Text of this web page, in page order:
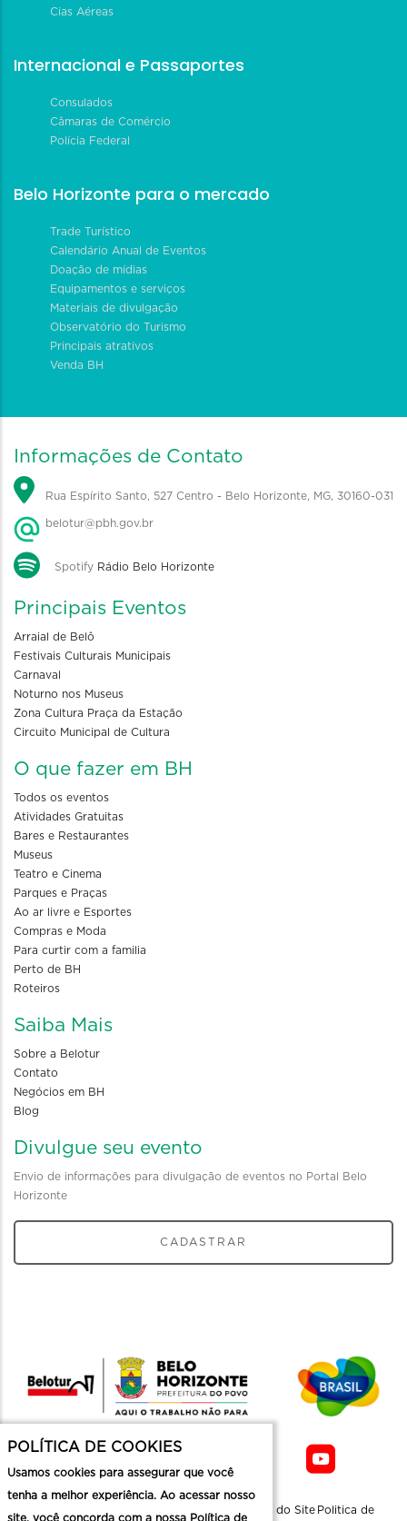
Cias Aéreas
Internacional e Passaportes
Consulados
Câmaras de Comércio
Polícia Federal
Belo Horizonte para o mercado
Trade Turístico
Calendário Anual de Eventos
Doação de mídias
Equipamentos e serviços
Materiais de divulgação
Observatório do Turismo
Principais atrativos
Venda BH
Informações de Contato
Rua Espírito Santo, 527 Centro - Belo Horizonte, MG, 30160-031
belotur@pbh.gov.br
Spotify Rádio Belo Horizonte
Principais Eventos
Arraial de Belô
Festivais Culturais Municipais
Carnaval
Noturno nos Museus
Zona Cultura Praça da Estação
Circuito Municipal de Cultura
O que fazer em BH
Todos os eventos
Atividades Gratuitas
Bares e Restaurantes
Museus
Teatro e Cinema
Parques e Praças
Ao ar livre e Esportes
Compras e Moda
Para curtir com a familia
Perto de BH
Roteiros
Saiba Mais
Sobre a Belotur
Contato
Negócios em BH
Blog
Divulgue seu evento
Envio de informações para divulgação de eventos no Portal Belo
Horizonte
CADASTRAR
Mapa do Site Politica de
POLÍTICA DE COOKIES
Usamos cookies para assegurar que você
tenha a melhor experiência. Ao acessar nosso
site, você concorda com a nossa Política de